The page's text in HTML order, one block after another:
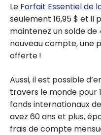
Le Forfait Essentiel de
seulement 16,95 $ et il
maintenez un solde de
nouveau compte, une
offerte !
Aussi, il est possible
travers le monde pour
fonds internationaux
avez 60 ans et plus,
frais de compte